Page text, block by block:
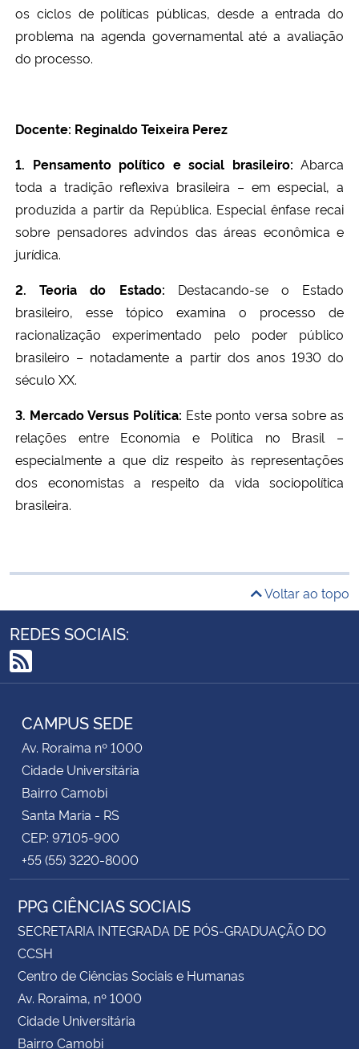
os ciclos de políticas públicas, desde a entrada do
problema na agenda governamental até a avaliação
do processo.
Docente: Reginaldo Teixeira Perez
1. Pensamento político e social brasileiro: Abarca
toda a tradição reflexiva brasileira – em especial, a
produzida a partir da República. Especial ênfase recai
sobre pensadores advindos das áreas econômica e
jurídica.
2. Teoria do Estado: Destacando-se o Estado
brasileiro, esse tópico examina o processo de
racionalização experimentado pelo poder público
brasileiro – notadamente a partir dos anos 1930 do
século XX.
3. Mercado Versus Política: Este ponto versa sobre as
relações entre Economia e Política no Brasil –
especialmente a que diz respeito às representações
dos economistas a respeito da vida sociopolítica
brasileira.
Voltar ao topo
REDES SOCIAIS:
RSS
CAMPUS SEDE
Av. Roraima nº 1000
Cidade Universitária
Bairro Camobi
Santa Maria - RS
CEP: 97105-900
+55 (55) 3220-8000
PPG CIÊNCIAS SOCIAIS
SECRETARIA INTEGRADA DE PÓS-GRADUAÇÃO DO
CCSH
Centro de Ciências Sociais e Humanas
Av. Roraima, nº 1000
Cidade Universitária
Bairro Camobi